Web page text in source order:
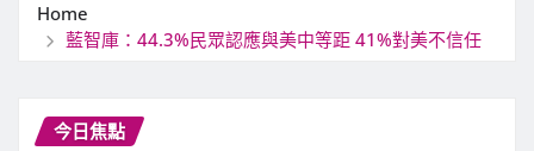
Home
藍智庫：44.3%民眾認應與美中等距 41%對美不信任
今日焦點